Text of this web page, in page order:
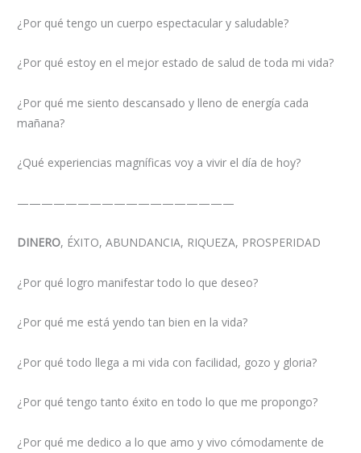
¿Por qué tengo un cuerpo espectacular y saludable?
¿Por qué estoy en el mejor estado de salud de toda mi vida?
¿Por qué me siento descansado y lleno de energía cada
mañana?
¿Qué experiencias magníficas voy a vivir el día de hoy?
——————————————————
DINERO, ÉXITO, ABUNDANCIA, RIQUEZA, PROSPERIDAD
¿Por qué logro manifestar todo lo que deseo?
¿Por qué me está yendo tan bien en la vida?
¿Por qué todo llega a mi vida con facilidad, gozo y gloria?
¿Por qué tengo tanto éxito en todo lo que me propongo?
¿Por qué me dedico a lo que amo y vivo cómodamente de